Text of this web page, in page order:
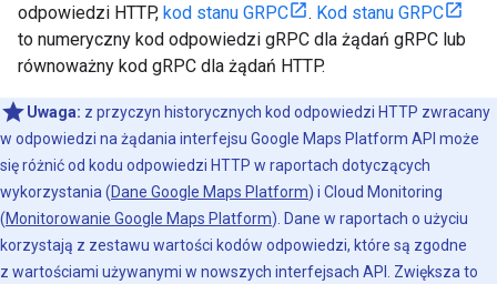
odpowiedzi HTTP, kod stanu GRPC . Kod stanu GRPC
to numeryczny kod odpowiedzi gRPC dla żądań gRPC lub
równoważny kod gRPC dla żądań HTTP.
Uwaga: z przyczyn historycznych kod odpowiedzi HTTP zwracany
w odpowiedzi na żądania interfejsu Google Maps Platform API może
się różnić od kodu odpowiedzi HTTP w raportach dotyczących
wykorzystania (Dane Google Maps Platform) i Cloud Monitoring
(Monitorowanie Google Maps Platform). Dane w raportach o użyciu
korzystają z zestawu wartości kodów odpowiedzi, które są zgodne
z wartościami używanymi w nowszych interfejsach API. Zwiększa to